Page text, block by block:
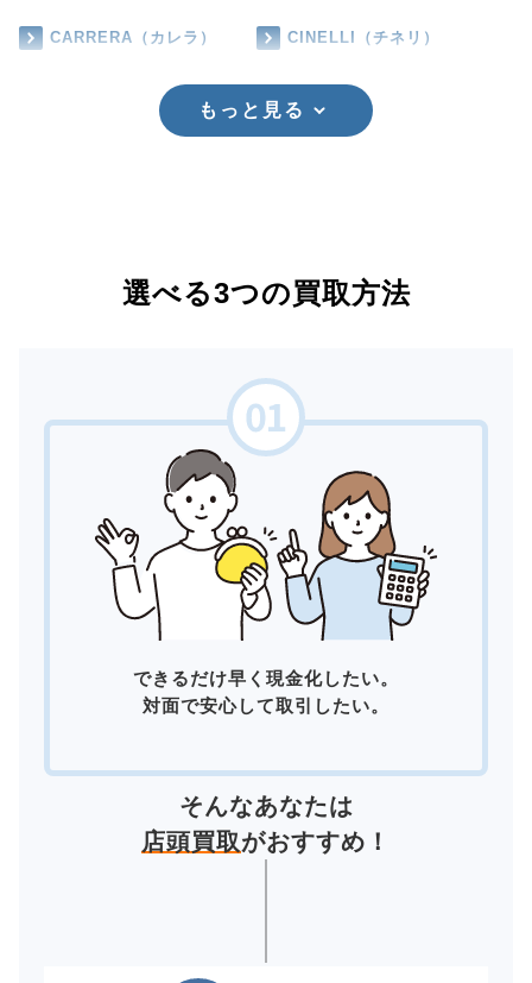
CARRERA（カレラ） CINELLI（チネリ）
もっと見る
選べる3つの買取方法
できるだけ早く現金化したい。
対面で安心して取引したい。
そんなあなたは
店頭買取がおすすめ！